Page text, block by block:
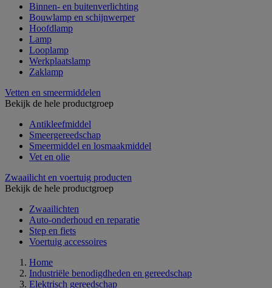
Binnen- en buitenverlichting
Bouwlamp en schijnwerper
Hoofdlamp
Lamp
Looplamp
Werkplaatslamp
Zaklamp
Vetten en smeermiddelen
Bekijk de hele productgroep
Antikleefmiddel
Smeergereedschap
Smeermiddel en losmaakmiddel
Vet en olie
Zwaailicht en voertuig producten
Bekijk de hele productgroep
Zwaailichten
Auto-onderhoud en reparatie
Step en fiets
Voertuig accessoires
Home
Industriële benodigdheden en gereedschap
Elektrisch gereedschap